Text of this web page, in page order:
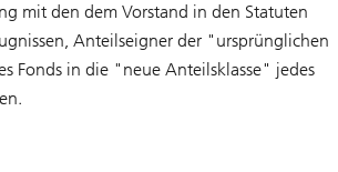
mit den dem Vorstand in den Statuten
Anteilseigner der "ursprünglichen
Fonds in die "neue Anteilsklasse" jedes